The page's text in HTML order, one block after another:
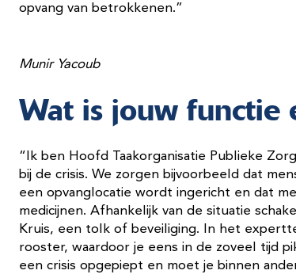
opvang van betrokkenen.”
Munir Yacoub
Wat is jouw functie
“Ik ben Hoofd Taakorganisatie Publieke
bij de crisis. We zorgen bijvoorbeeld dat
een opvanglocatie wordt ingericht en dat
medicijnen. Afhankelijk van de situatie
Kruis, een tolk of beveiliging. In het
rooster, waardoor je eens in de zoveel tijd
een crisis opgepiept en moet je binnen